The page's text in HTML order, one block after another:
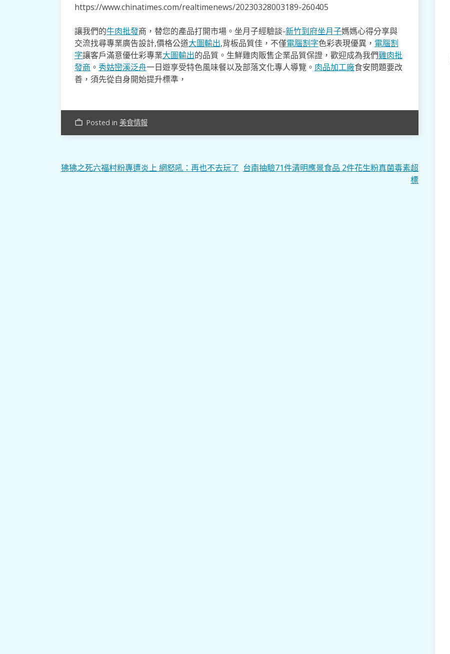
https://www.chinatimes.com/realtimenews/20230328003189-260405
讓我們的牛肉批發商，替您的產品打開市場。坐月子經驗談-新竹到府坐月子媽媽心得分享與
交流找尋專業廣告設計,價格公道大圖輸出,背板品質佳，不僅電腦割字色彩表現優異， 電腦割
字讓客戶滿意優仕彩專業大圖輸出的品質。生鮮雞肉販售企業品質保證，歡迎成為我們雞肉批
發商 。 秀姑巒溪泛舟一日遊享受特色風味餐以及部落文化專人導覽。 肉品加工廠食安問題要改
善，須先從自身開始提升標準，
work_outline Posted in 美食情報
文
狒狒之死六福村粉專遭炎上 網怒吼：再也不去玩了 台南抽驗71件清明應景食品 2件花生粉真菌毒素超
標